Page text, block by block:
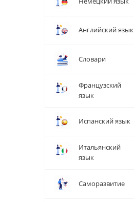
Английский язык
Словари
Французский
язык
Испанский язык
Итальянский
язык
Саморазвитие